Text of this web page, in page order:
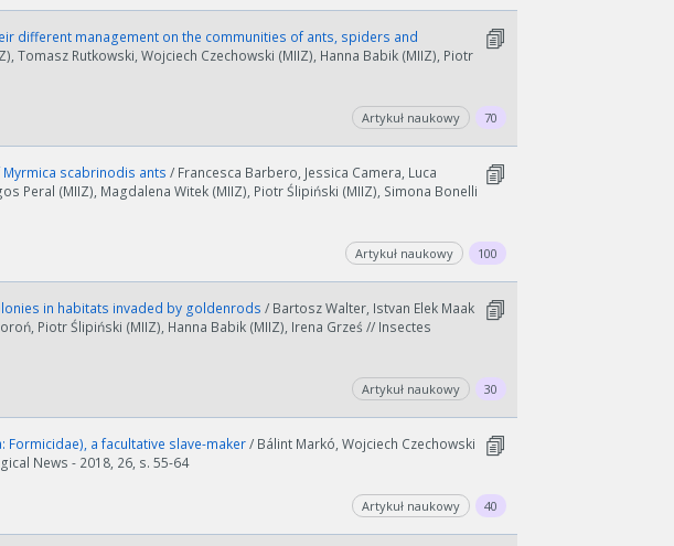
pliku może się wydłużyć.
different management on the communities of ants, spiders and
Tomasz Rutkowski, Wojciech Czechowski (MIIZ), Hanna Babik (MIIZ), Piotr
Artykuł naukowy 70
scabrinodis ants / Francesca Barbero, Jessica Camera, Luca
Peral (MIIZ), Magdalena Witek (MIIZ), Piotr Ślipiński (MIIZ), Simona Bonelli
Artykuł naukowy 100
in habitats invaded by goldenrods / Bartosz Walter, Istvan Elek Maak
Piotr Ślipiński (MIIZ), Hanna Babik (MIIZ), Irena Grześ // Insectes
Artykuł naukowy 30
a facultative slave-maker/ Bálint Markó, Wojciech Czechowski
News - 2018, 26, s. 55-64
Artykuł naukowy 40